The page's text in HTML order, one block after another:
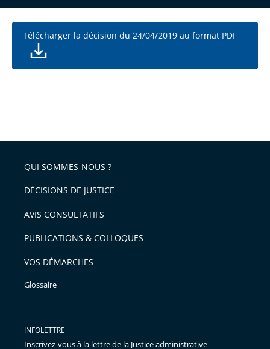
Télécharger la décision du 24/04/2019 au format PDF
QUI SOMMES-NOUS ?
DÉCISIONS DE JUSTICE
AVIS CONSULTATIFS
PUBLICATIONS & COLLOQUES
VOS DÉMARCHES
Glossaire
INFOLETTRE
Inscrivez-vous à la lettre de la Justice administrative